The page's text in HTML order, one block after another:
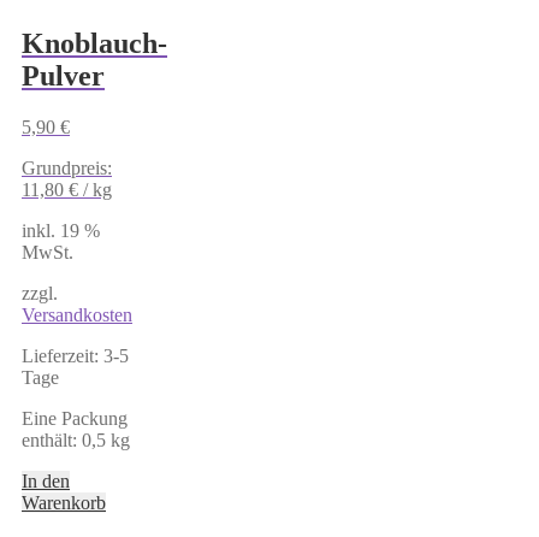
Knoblauch-
Pulver
5,90 €
Grundpreis:
11,80 € /kg
inkl. 19 %
MwSt.
zzgl.
Versandkosten
Lieferzeit: 3-5
Tage
Eine Packung
enthält: 0,5 kg
In den
Warenkorb